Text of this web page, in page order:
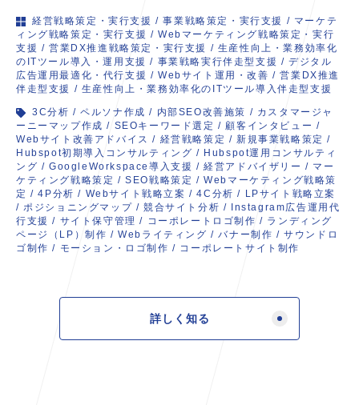
経営戦略策定・実行支援 /事業戦略策定・実行支援 / マーケテ
ィング戦略策定・実行支援 /Webマーケティング戦略策定・実行
支援 /営業DX推進戦略策定・実行支援 / 生産性向上・業務効率化
のITツール導入・運用支援 / 事業戦略実行伴走型支援 /デジタル
広告運用最適化・代行支援 /Webサイト運用・改善 /営業DX推進
伴走型支援 / 生産性向上・業務効率化のITツール導入伴走型支援
3C分析 /ペルソナ作成 / 内部SEO改善施策 / カスタマージャ
ーニーマップ作成 / SEOキーワード選定 /顧客インタビュー /
Webサイト改善アドバイス / 経営戦略策定 /新規事業戦略策定 /
Hubspot初期導入コンサルティング / Hubspot運用コンサルティ
ング /GoogleWorkspace導入支援 /経営アドバイザリー / マー
ケティング戦略策定 /SEO戦略策定 /Webマーケティング戦略策
定 /4P分析 / Webサイト戦略立案 /4C分析 / LPサイト戦略立案
/ポジショニングマップ /競合サイト分析 / Instagram広告運用代
行支援 / サイト保守管理 / コーポレートロゴ制作 / ランディング
ページ（LP）制作 /Webライティング /バナー制作 /サウンドロ
ゴ制作 / モーション・ロゴ制作 / コーポレートサイト制作
詳しく知る